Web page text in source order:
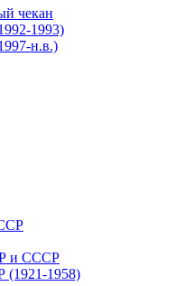
чекан
1993)
н.в.)
и СССР
1958)